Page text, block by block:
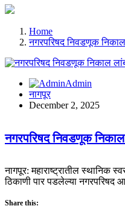
Home
नगरपरिषद निवडणूक निकाल
Admin
नागपूर
December 2, 2025
नगरपरिषद निवडणूक निकाल
नागपूर: महाराष्ट्रातील स्थानिक
ठिकाणी पार पडलेल्या
Share this: